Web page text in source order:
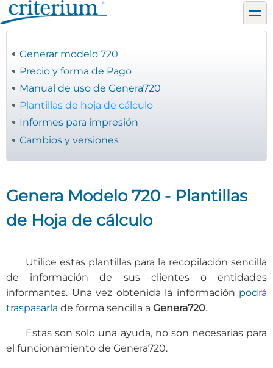
Pasar
al
principal
Generar modelo 720
Precio y forma de Pago
Manual de uso de Genera720
Plantillas de hoja de cálculo
Informes para impresión
Cambios y versiones
Genera Modelo 720 - Plantillas
de Hoja de cálculo
Utilice estas plantillas para la recopilación sencilla
de información de sus clientes o entidades
informantes. Una vez obtenida la información podrá
traspasarla de forma sencilla a Genera720.
Estas son solo una ayuda, no son necesarias para
el funcionamiento de Genera720.